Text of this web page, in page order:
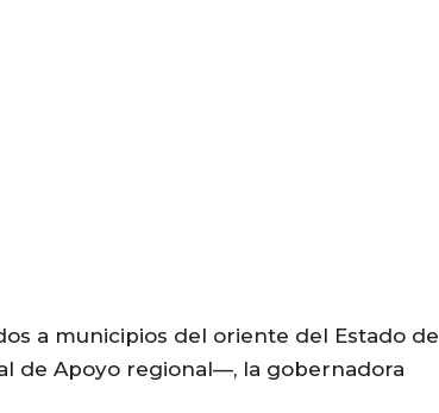
a municipios del oriente del Estado de
de Apoyo regional—, la gobernadora